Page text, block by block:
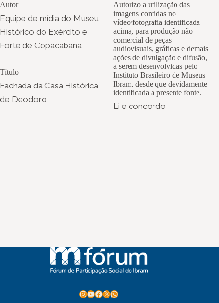
Autor
Equipe de mídia do Museu
Histórico do Exército e
Forte de Copacabana
Título
Fachada da Casa Histórica
de Deodoro
Autorizo a utilização das
imagens contidas no
vídeo/fotografia identificada
acima, para produção não
comercial de peças
audiovisuais, gráficas e demais
ações de divulgação e difusão,
a serem desenvolvidas pelo
Instituto Brasileiro de Museus –
Ibram, desde que devidamente
identificada a presente fonte.
Li e concordo
Instagram
Youtube
Facebook
X WhatsApp